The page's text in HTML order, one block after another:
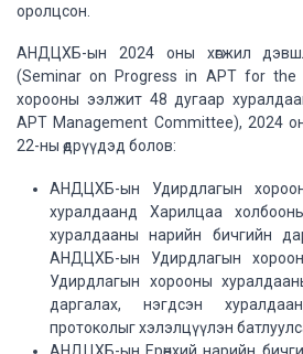
оролцсон.
АНДЦХБ-ын 2024 оны хөгжил
(Seminar on Progress in APT for the
хорооны ээлжит 48 дугаар
APT Management Committee), 2024
22-ны өдрүүдэд болов:
АНДЦХБ-ын Удирдлагын
хуралдаанд Харилцаа
хуралдааны нарийн бичгийн
АНДЦХБ-ын Удирдлагын
Удирдлагын хорооны
даргалах, нэгдсэн
протоколыг хэлэлцүүлэн
АНДЦХБ-ын Ерөнхий нарийн